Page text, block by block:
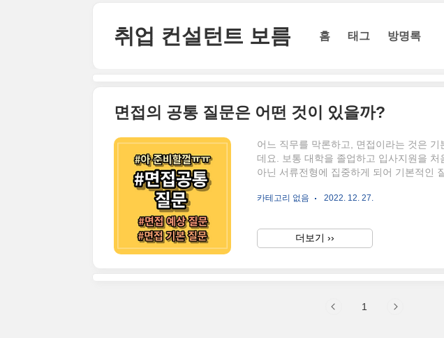
취업 컨설턴트 보름 홈 태그 방명록
면접의 공통 질문은 어떤 것이 있을까?
어느 직무를 막론하고, 면접이라는 것은
데요. 보통 대학을 졸업하고 입사지원을
아닌 서류전형에 집중하게 되어 기본적인
고는 하죠. "취업을 하겠다는 마음을 먹었
무엇이 있을까?이며 이를 주제로 15가지로
필수 질문이며 빈출 질문입니다. 어느 기
카테고리 없음 2022. 12. 27.
더보기 ››
1